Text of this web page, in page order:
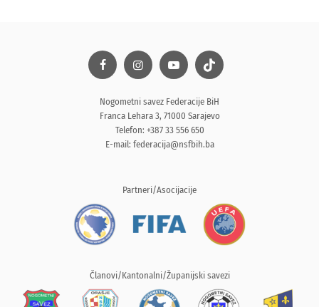
Nogometni savez Federacije BiH
Franca Lehara 3, 71000 Sarajevo
Telefon: +387 33 556 650
E-mail: federacija@nsfbih.ba
Partneri/Asocijacije
Članovi/Kantonalni/Županijski savezi